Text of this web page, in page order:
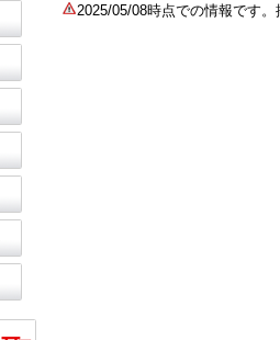
2025/05/08時点での情報です